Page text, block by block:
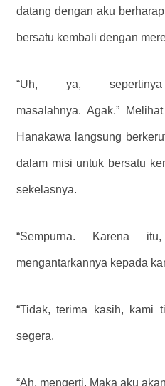
datang dengan aku
bersatu kembali dengan
“Uh, ya,
masalahnya. Agak.”
Hanakawa langsung
dalam misi untuk bersatu
sekelasnya.
“Sempurna. Karena
mengantarkannya kepada
“Tidak, terima kasih, kami
segera.
“Ah, mengerti. Maka aku